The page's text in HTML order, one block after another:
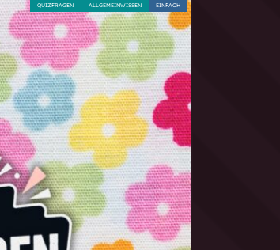
EINFACH
ALLGEMEINWISSEN
QUIZFRAGEN